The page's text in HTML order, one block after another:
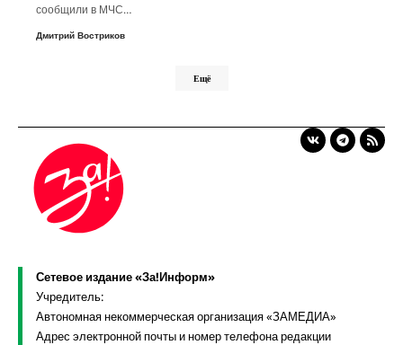
сообщили в МЧС…
Дмитрий Востриков
Ещё
Сетевое издание «За!Информ»
Учредитель:
Автономная некоммерческая организация «ЗАМЕДИА»
Адрес электронной почты и номер телефона редакции